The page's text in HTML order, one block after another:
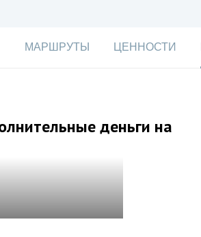
МАРШРУТЫ ЦЕННОСТИ
деньги на